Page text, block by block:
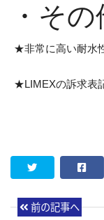
・そ
★非常に高い耐水
★LIMEXの訴求表
前の記事へ